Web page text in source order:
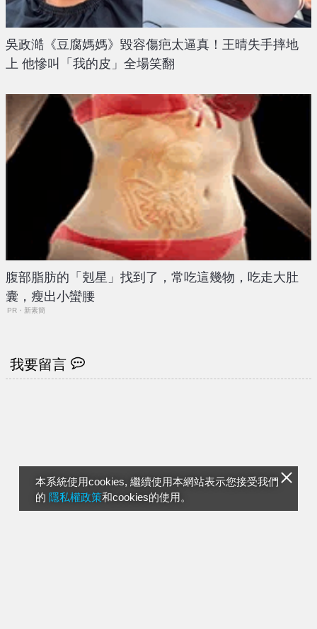
本系統使用cookies, 繼續使用本網站表示您接受我們
的 隱私權政策和cookies的使用。
吳政澔《豆腐媽媽》毀容傷疤太逼真！王晴失手摔地
上 他慘叫「我的皮」全場笑翻
腹部脂肪的「剋星」找到了，常吃這幾物，吃走大肚
囊，瘦出小蠻腰
PR・新素簡
我要留言